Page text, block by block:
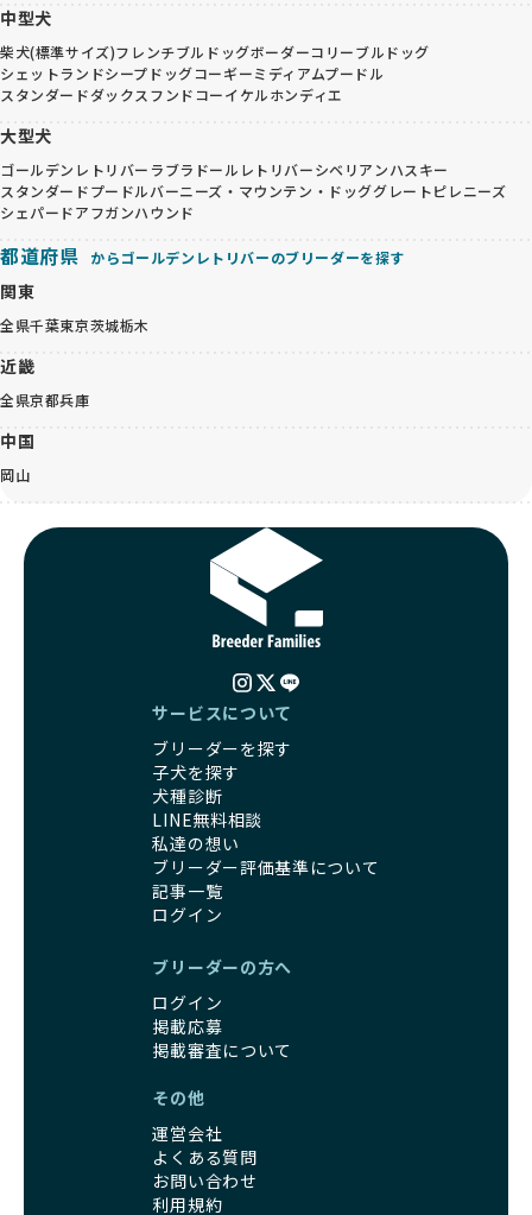
中型犬
柴犬(標準サイズ)フレンチブルドッグボーダーコリーブルドッグ
シェットランドシープドッグコーギーミディアムプードル
スタンダードダックスフンドコーイケルホンディエ
大型犬
ゴールデンレトリバー ラブラドールレトリバーシベリアンハスキー
スタンダードプードルバーニーズ・マウンテン・ドッググレートピレニーズ
シェパードアフガンハウンド
都道府県 からゴールデンレトリバーのブリーダーを探す
関東
全県千葉東京茨城栃木
近畿
全県京都兵庫
中国
岡山
サービスについて
ブリーダーを探す
子犬を探す
犬種診断
LINE無料相談
私達の想い
ブリーダー評価基準について
記事一覧
ログイン
ブリーダーの方へ
ログイン
掲載応募
掲載審査について
その他
運営会社
よくある質問
お問い合わせ
利用規約